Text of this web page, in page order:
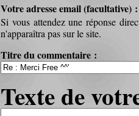
Votre adresse email (facultative)
Si vous attendez une réponse
n'apparaîtra pas sur le site.
Titre du commentaire :
Texte de